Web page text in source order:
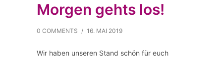
Morgen gehts los!
0 COMMENTS / 16. MAI 2019
Wir haben unseren Stand schön für euch